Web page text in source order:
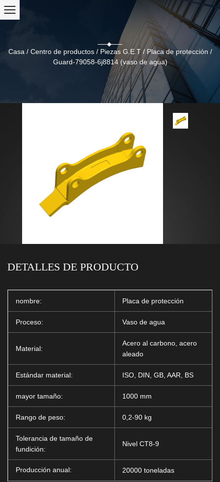
Casa / Centro de productos/ Piezas G.E.T/ Placa de protección /
Guard-79058-6j8814 (vaso de agua)
DETALLES DE PRODUCTO
nombre: Placa de protección
Proceso: Vaso de agua
Material:
Acero al carbono, acero
aleado
Estándar material: ISO, DIN, GB, AAR, BS
mayor tamaño: 1000 mm
Rango de peso: 0,2-90 kg
Tolerancia de tamaño de
fundición:
Nivel CT8-9
Producción anual: 20000 toneladas